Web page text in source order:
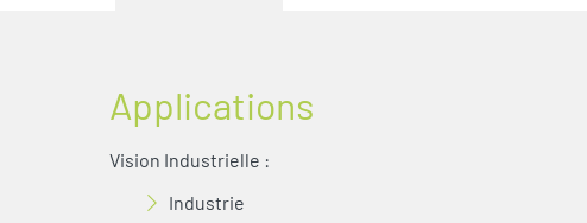
Applications
Vision Industrielle :
Industrie